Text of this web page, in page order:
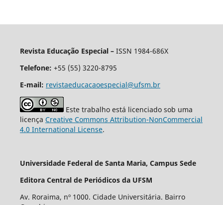
Revista Educação Especial – ISSN 1984-686X
Telefone: +55 (55) 3220-8795
E-mail: revistaeducacaoespecial@ufsm.br
Este trabalho está licenciado sob uma
licença Creative Commons Attribution-NonCommercial
4.0 International License.
Universidade Federal de Santa Maria, Campus Sede
Editora Central de Periódicos da UFSM
Av. Roraima, nº 1000. Cidade Universitária. Bairro